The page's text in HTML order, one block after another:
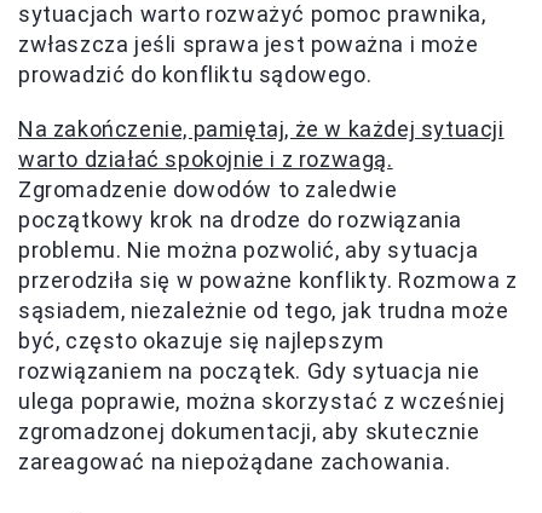
sytuacjach warto rozważyć pomoc prawnika,
zwłaszcza jeśli sprawa jest poważna i może
prowadzić do konfliktu sądowego.
Na zakończenie, pamiętaj, że w każdej sytuacji
warto działać spokojnie i z rozwagą.
Zgromadzenie dowodów to zaledwie
początkowy krok na drodze do rozwiązania
problemu. Nie można pozwolić, aby sytuacja
przerodziła się w poważne konflikty. Rozmowa z
sąsiadem, niezależnie od tego, jak trudna może
być, często okazuje się najlepszym
rozwiązaniem na początek. Gdy sytuacja nie
ulega poprawie, można skorzystać z wcześniej
zgromadzonej dokumentacji, aby skutecznie
zareagować na niepożądane zachowania.